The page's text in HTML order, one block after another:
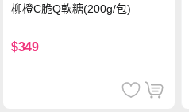
柳橙C脆Q軟糖(200g/包)
$349